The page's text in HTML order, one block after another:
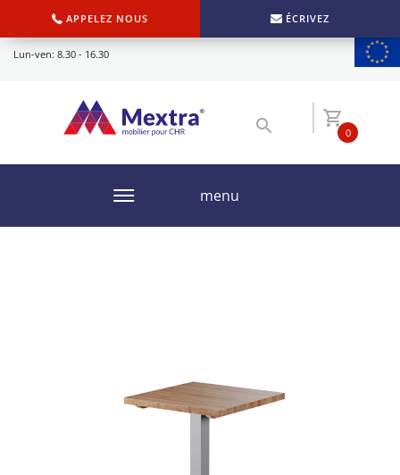
APPELEZ NOUS ÉCRIVEZ
Lun-ven: 8.30 - 16.30
0
menu